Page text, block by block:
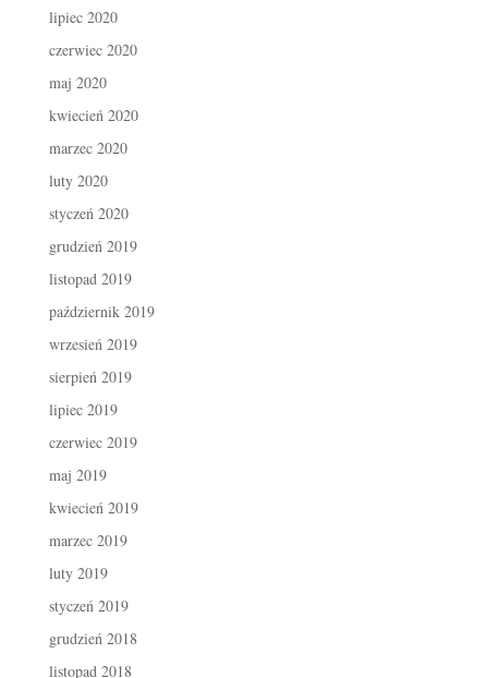
lipiec 2020
czerwiec 2020
maj 2020
kwiecień 2020
marzec 2020
luty 2020
styczeń 2020
grudzień 2019
listopad 2019
październik 2019
wrzesień 2019
sierpień 2019
lipiec 2019
czerwiec 2019
maj 2019
kwiecień 2019
marzec 2019
luty 2019
styczeń 2019
grudzień 2018
listopad 2018